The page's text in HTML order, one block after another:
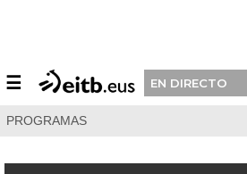
☰ EN DIRECTO
PROGRAMAS